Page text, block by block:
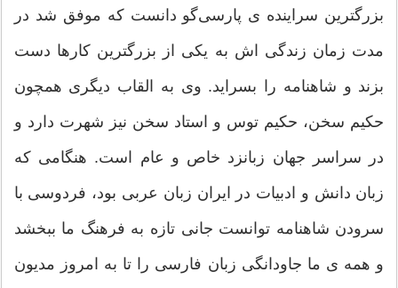
بزرگترین سراینده ی پارسی‌گو دانست که موفق شد در
مدت زمان زندگی اش به یکی از بزرگترین کارها دست
بزند و شاهنامه را بسراید. وی به القاب دیگری همچون
حکیم سخن، حکیم توس و استاد سخن نیز شهرت دارد و
در سراسر جهان زبانزد خاص و عام است. هنگامی که
زبان دانش و ادبیات در ایران زبان عربی بود، فردوسی با
سرودن شاهنامه توانست جانی تازه به فرهنگ ما ببخشد
و همه ی ما جاودانگی زبان فارسی را تا به امروز مدیون